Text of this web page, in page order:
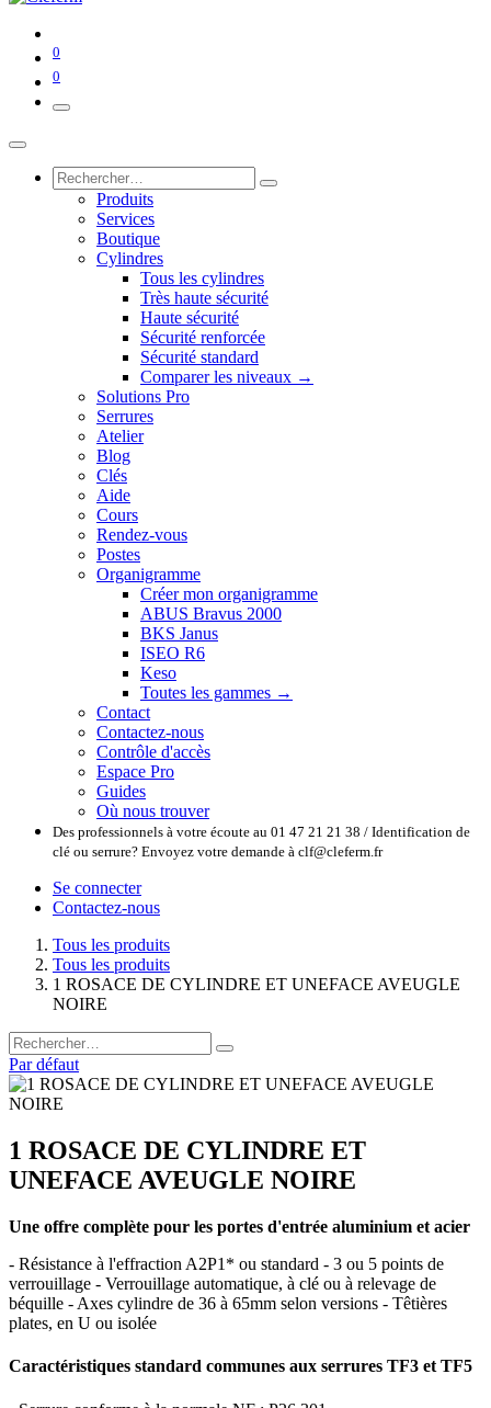
0
0
Produits
Services
Boutique
Cylindres
Tous les cylindres
Très haute sécurité
Haute sécurité
Sécurité renforcée
Sécurité standard
Comparer les niveaux →
Solutions Pro
Serrures
Atelier
Blog
Clés
Aide
Cours
Rendez-vous
Postes
Organigramme
Créer mon organigramme
ABUS Bravus 2000
BKS Janus
ISEO R6
Keso
Toutes les gammes →
Contact
Contactez-nous
Contrôle d'accès
Espace Pro
Guides
Où nous trouver
Des professionnels à votre écoute au 01 47 21 21 38 / Identification de
clé ou serrure? Envoyez votre demande à clf@cleferm.fr
Se connecter
Contactez-nous
Tous les produits
Tous les produits
1 ROSACE DE CYLINDRE ET UNEFACE AVEUGLE
NOIRE
Par défaut
1 ROSACE DE CYLINDRE ET
UNEFACE AVEUGLE NOIRE
Une offre complète pour les portes d'entrée aluminium et acier
- Résistance à l'effraction A2P1* ou standard - 3 ou 5 points de
verrouillage - Verrouillage automatique, à clé ou à relevage de
béquille - Axes cylindre de 36 à 65mm selon versions - Têtières
plates, en U ou isolée
Caractéristiques standard communes aux serrures TF3 et TF5